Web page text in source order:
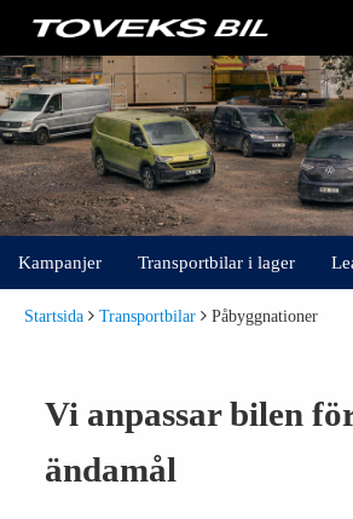
Kampanjer Transportbilar i lager
Startsida Transportbilar Påbyggnationer
Vi anpassar bilen
ändamål